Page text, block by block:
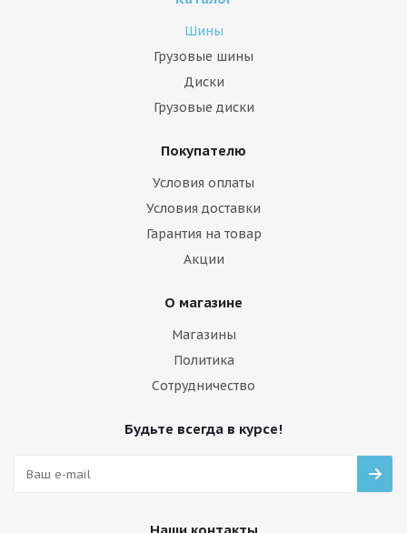
Шины
Грузовые шины
Диски
Грузовые диски
Покупателю
Условия оплаты
Условия доставки
Гарантия на товар
Акции
О магазине
Магазины
Политика
Сотрудничество
Будьте всегда в курсе!